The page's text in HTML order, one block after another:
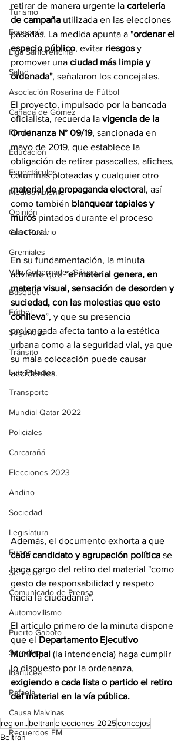
Turismo
Economía
Liga Sanlorencina
Salud
Asociación Rosarina de Fútbol
Cañada de Gómez
Firmat
Educación
Espectáculos
Medioambiente
Opinión
Gran Rosario
Gremiales
Villa Gobernador Gálvez
Básquet
Fútbol
Seguridad
Tránsito
Luis Palacios
Transporte
Mundial Qatar 2022
Policiales
Carcarañá
Elecciones 2023
Andino
Sociedad
Legislatura
Funes
Servicios
Comunicado de Prensa
Automovilismo
Puerto Gaboto
Serodino
Ibarlucea
Rafaela
Causa Malvinas
Recuerdos FM
retirar de manera urgente la cartelería
de campaña utilizada en las elecciones
pasadas. La medida apunta a "ordenar el
espacio público, evitar riesgos y
promover una ciudad más limpia y
ordenada", señalaron los concejales.
El proyecto, impulsado por la bancada
oficialista, recuerda la vigencia de la
Ordenanza N° 09/19, sancionada en
mayo de 2019, que establece la
obligación de retirar pasacalles, afiches,
columnas ploteadas y cualquier otro
material de propaganda electoral, así
como también blanquear tapiales y
muros pintados durante el proceso
electoral.
En su fundamentación, la minuta
advierte que “el material genera, en
materia visual, sensación de desorden y
suciedad, con las molestias que esto
conlleva”, y que su presencia
prolongada afecta tanto a la estética
urbana como a la seguridad vial, ya que
su mala colocación puede causar
accidentes.
Además, el documento exhorta a que
cada candidato y agrupación política se
haga cargo del retiro del material "como
gesto de responsabilidad y respeto
hacia la ciudadanía".
El artículo primero de la minuta dispone
que el Departamento Ejecutivo
Municipal (la intendencia) haga cumplir
lo dispuesto por la ordenanza,
exigiendo a cada lista o partido el retiro
del material en la vía pública.
region..beltranelecciones 2025concejos
Beltrán